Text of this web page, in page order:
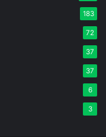
183
72
37
37
6
3